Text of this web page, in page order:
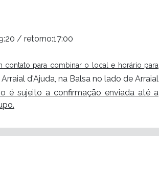
/ retorno:17:00
contato para combinar o local e horário para
d'Ajuda, na Balsa no lado de Arraial
é sujeito a confirmação enviada até a